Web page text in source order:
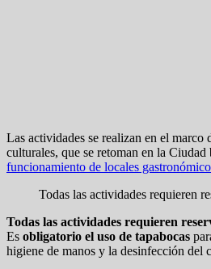
Las actividades se realizan en el marco
culturales, que se retoman en la
funcionamiento de locales
Todas las actividades requieren
Todas las actividades requieren
Es obligatorio el uso de tapabocas
higiene de manos y la desinfección del